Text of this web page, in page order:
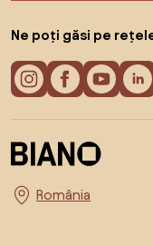
Ne poți găsi pe
Alege țara